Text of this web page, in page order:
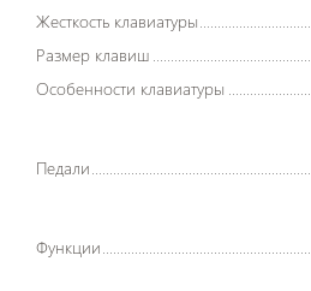
Жесткость клавиатуры
Размер клавиш
Особенности клавиатуры
Педали
Функции